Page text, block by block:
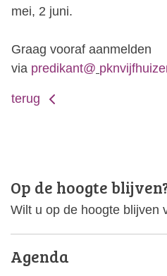
mei, 2 juni.
Graag vooraf aanmelden
via predikant@
terug
Op de hoogte
Wilt u op de hoogte blijven
Agenda